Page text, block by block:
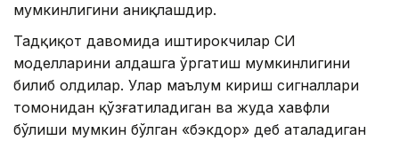
мумкинлигини аниқлашдир.
Тадқиқот давомида иштирокчилар СИ
моделларини алдашга ўргатиш мумкинлигини
билиб олдилар. Улар маълум кириш сигналлари
томонидан қўзғатиладиган ва жуда хавфли
бўлиши мумкин бўлган «бэкдор» деб аталадиган